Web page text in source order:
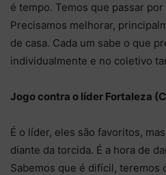
é tempo. Temos que passar
Precisamos melhorar,
de casa. Cada um sabe o que
individualmente e no coletivo
Jogo contra o líder Fortaleza
É o líder, eles são favoritos,
diante da torcida. É a hora de
Sabemos que é difícil, teremos